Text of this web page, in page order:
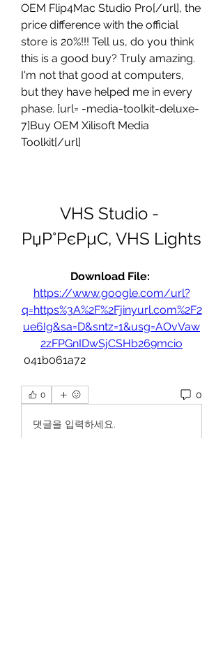
OEM Flip4Mac Studio Pro[/url], the
price difference with the official
store is 20%!!! Tell us, do you think
this is a good buy? Truly amazing.
I'm not that good at computers,
but they have helped me in every
phase. [url= -media-toolkit-deluxe-
7]Buy OEM Xilisoft Media
Toolkit[/url]
VHS Studio -
РџР°РєРµС‚ VHS Lights
https://www.google.com/url?
q=https%3A%2F%2Fjinyurl.com%2F2
ue6Ig&sa=D&sntz=1&usg=AOvVaw
2zFPGnIDwSjCSHb269mcio
041b061a72
0 0
댓글을 입력하세요.